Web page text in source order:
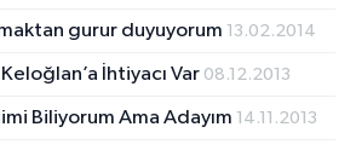
gurur duyuyorum 13.02.2014
İhtiyacı Var 08.12.2013
Biliyorum Ama Adayım 14.11.2013